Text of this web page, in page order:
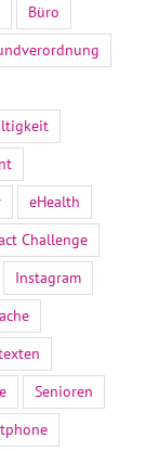
Büro
eHealth
Challenge
Instagram
Senioren